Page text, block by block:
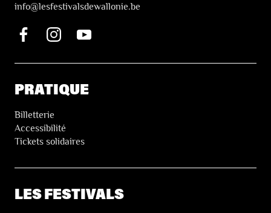
info@lesfestivalsdewallonie.be
PRATIQUE
Billetterie
Accessibilité
Tickets solidaires
LES FESTIVALS